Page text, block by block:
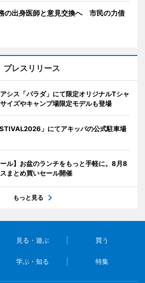
の出身医師と意見交換へ 市民の力借
プレスリリース
シス「パラダ」にて限定オリジナルTシャ
イズやキャンプ場限定モデルも登場
」にてアキッパの公式駐車場
ール】お盆のランチをもっと手軽に。8月8
まとめ買いセール開催
もっと見る
見る・遊ぶ 買う
学ぶ・知る 特集